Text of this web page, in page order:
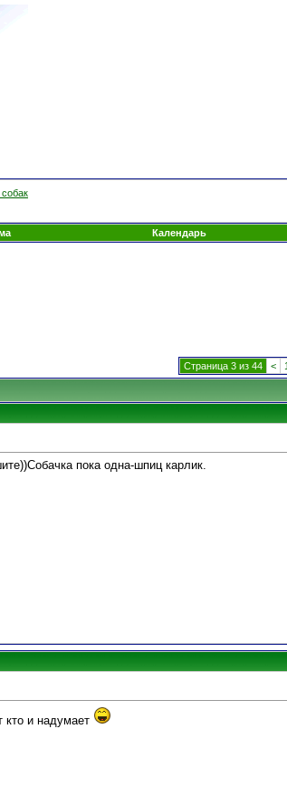
Календарь
Страница 3 из 44 <
пока одна-шпиц карлик.
и надумает